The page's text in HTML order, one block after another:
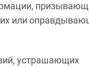
или
устрашающих